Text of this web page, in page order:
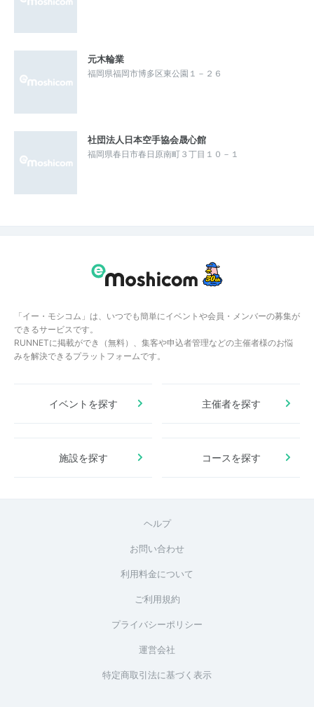
元木輪業
福岡県福岡市博多区東公園１－２６
社団法人日本空手協会晟心館
福岡県春日市春日原南町３丁目１０－１
「イー・モシコム」は、いつでも簡単にイベントや会員・メンバーの募集が
できるサービスです。
RUNNETに掲載ができ（無料）、集客や申込者管理などの主催者様のお悩
みを解決できるプラットフォームです。
イベントを探す 主催者を探す
施設を探す コースを探す
ヘルプ
お問い合わせ
利用料金について
ご利用規約
プライバシーポリシー
運営会社
特定商取引法に基づく表示